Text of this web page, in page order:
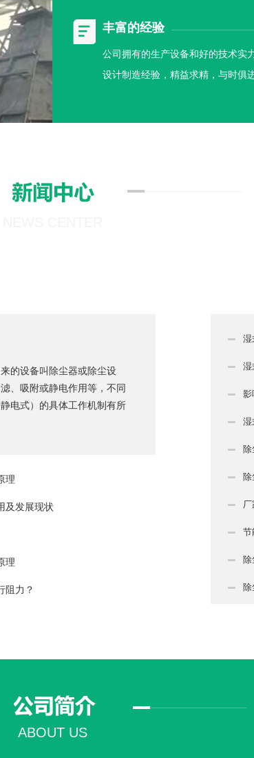
丰富的经验
公司拥有的生产设备和好的技术实
设计制造经验，精益求精，与时俱
的设备叫除尘器或除尘设
、吸附或静电作用等，不同
电式）的具体工作机制有所
理
及发展现状
理
阻力？
湿
湿
影
湿
节
ABOUT US